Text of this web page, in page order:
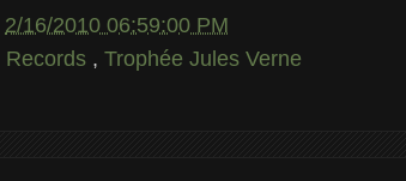
2/16/2010 06:59:00 PM
Records , Trophée Jules Verne